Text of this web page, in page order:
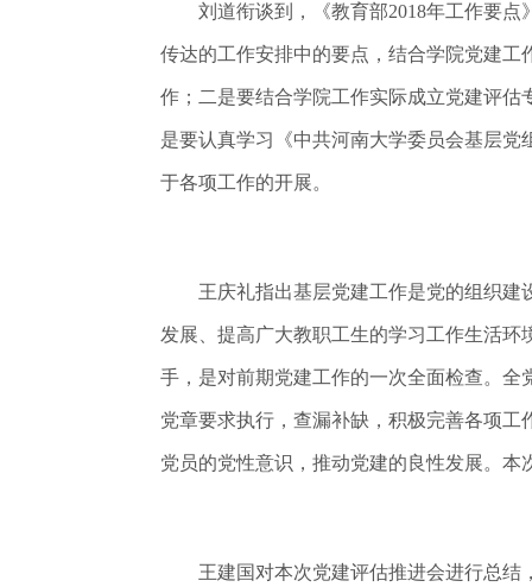
刘道衔谈到，《教育部2018年工作要点
传达的工作安排中的要点，结合学院党建
作；二是要结合学院工作实际成立党建评
是要认真学习《中共河南大学委员会基层
于各项工作的开展。
王庆礼指出基层党建工作是党的组织建设
发展、提高广大教职工生的学习工作生活
手，是对前期党建工作的一次全面检查。
党章要求执行，查漏补缺，积极完善各项
党员的党性意识，推动党建的良性发展。
王建国对本次党建评估推进会进行总结